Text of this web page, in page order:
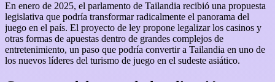
En enero de 2025, el parlamento de Tailandia recibió una propuesta
legislativa que podría transformar radicalmente el panorama del
juego en el país. El proyecto de ley propone legalizar los casinos y
otras formas de apuestas dentro de grandes complejos de
entretenimiento, un paso que podría convertir a Tailandia en uno de
los nuevos líderes del turismo de juego en el sudeste asiático.